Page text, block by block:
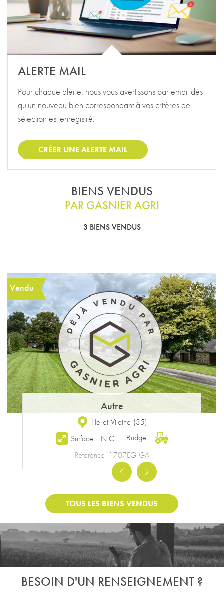
ALERTE MAIL
Pour chaque alerte, nous vous avertissons par email dès
qu'un nouveau bien correspondant à vos critères de
sélection est enregistré.
CRÉER UNE ALERTE MAIL
BIENS VENDUS
PAR GASNIER AGRI
3 BIENS VENDUS
Vendu
Autre
Ille-et-Vilaine (35)
Surface : N.C.
Budget :
Reference 1707EG-GA
PreviousNext
TOUS LES BIENS VENDUS
BESOIN D'UN RENSEIGNEMENT ?